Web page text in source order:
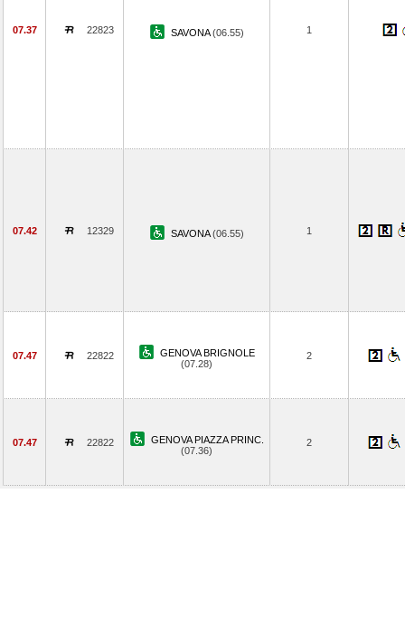
07.37 22823 SAVONA(06.55) 1
07.42 12329 SAVONA(06.55) 1
07.47 22822
GENOVA BRIGNOLE
(07.28)
2
07.47 22822
GENOVA PIAZZA PRINC.
(07.36)
2